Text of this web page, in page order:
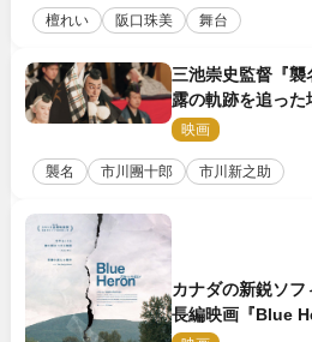
檀れい 阪口珠美 舞台
三池崇史監督『襲
露の軌跡を追った
映画
襲名 市川團十郎 市川新之助
カナダの新鋭ソ
長編映画『Blue